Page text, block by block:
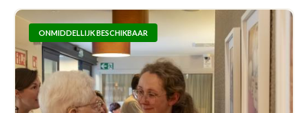
ONMIDDELLIJK BESCHIKBAAR